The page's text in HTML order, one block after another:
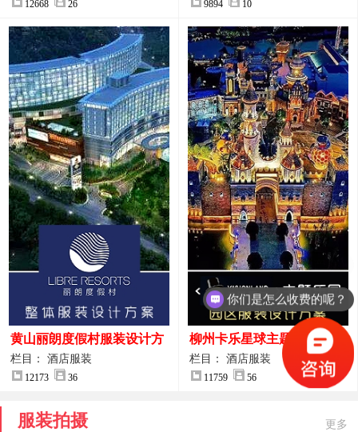
12668 26 9894 10
黄山丽朗度假村服装设计方
案
栏目： 酒店服装
12173 36
柳州卡乐星球主题乐园园区
服装设计方案
栏目： 酒店服装
11759 56
服装拍摄 更多
你们是怎么收费的呢？